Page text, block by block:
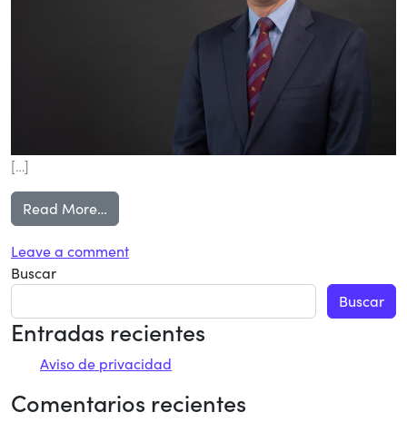
[…]
Read More…
Leave a commenton Amafore Newsletter 23
Buscar
Buscar
Entradas recientes
Aviso de privacidad
Comentarios recientes